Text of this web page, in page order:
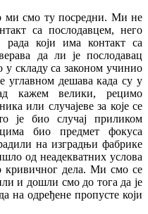
ми смо ту посредни. Ми не
са послодавцем, него
рада који има контакт са
да ли је послодавац
у складу са законом учинио
углавном дешава када су у
кажем велики, рецимо
или случајеве за које се
је био случај приликом
био предмет фокуса
на изградњи фабрике
од неадекватних услова
кривичног дела. Ми смо се
и дошли смо до тога да је
на одређене пропусте који